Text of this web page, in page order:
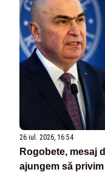
26 iul. 2026, 16:54
Rogobete, mesaj
ajungem să